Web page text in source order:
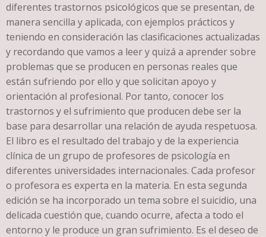
diferentes trastornos psicológicos que se presentan, de
manera sencilla y aplicada, con ejemplos prácticos y
teniendo en consideración las clasificaciones actualizadas
y recordando que vamos a leer y quizá a aprender sobre
problemas que se producen en personas reales que
están sufriendo por ello y que solicitan apoyo y
orientación al profesional. Por tanto, conocer los
trastornos y el sufrimiento que producen debe ser la
base para desarrollar una relación de ayuda respetuosa.
El libro es el resultado del trabajo y de la experiencia
clínica de un grupo de profesores de psicología en
diferentes universidades internacionales. Cada profesor
o profesora es experta en la materia. En esta segunda
edición se ha incorporado un tema sobre el suicidio, una
delicada cuestión que, cuando ocurre, afecta a todo el
entorno y le produce un gran sufrimiento. Es el deseo de